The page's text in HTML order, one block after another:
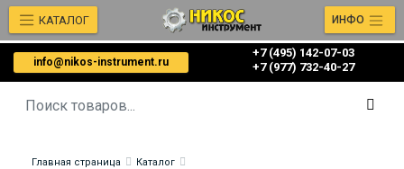
info@nikos-instrument.ru
+7 (495) 142-07-03
‎‎+7 (977) 732-40-27
КАТАЛОГ ИНФО
Главная страница
Каталог